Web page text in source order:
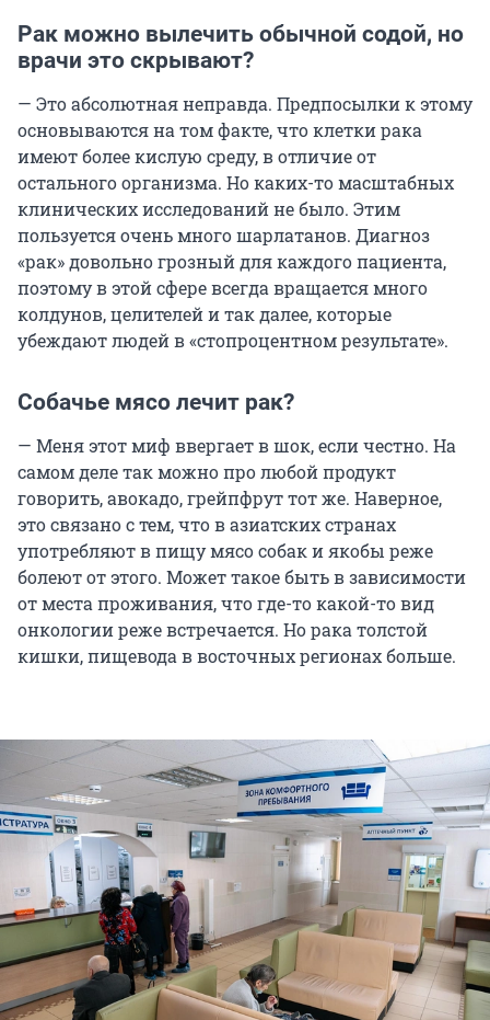
Рак можно вылечить обычной содой, но
врачи это скрывают?
— Это абсолютная неправда. Предпосылки к этому
основываются на том факте, что клетки рака
имеют более кислую среду, в отличие от
остального организма. Но каких-то масштабных
клинических исследований не было. Этим
пользуется очень много шарлатанов. Диагноз
«рак» довольно грозный для каждого пациента,
поэтому в этой сфере всегда вращается много
колдунов, целителей и так далее, которые
убеждают людей в «стопроцентном результате».
Собачье мясо лечит рак?
— Меня этот миф ввергает в шок, если честно. На
самом деле так можно про любой продукт
говорить, авокадо, грейпфрут тот же. Наверное,
это связано с тем, что в азиатских странах
употребляют в пищу мясо собак и якобы реже
болеют от этого. Может такое быть в зависимости
от места проживания, что где-то какой-то вид
онкологии реже встречается. Но рака толстой
кишки, пищевода в восточных регионах больше.